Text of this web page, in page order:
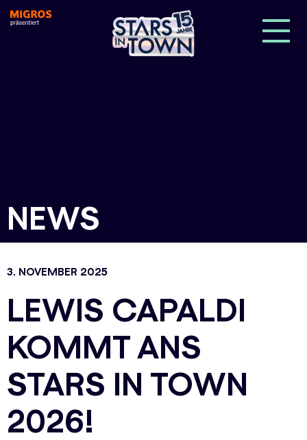
NEWS
3. NOVEMBER 2025
LEWIS CAPALDI
KOMMT ANS
STARS IN TOWN
2026!